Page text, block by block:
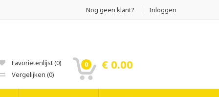
Nog geen klant? Inloggen
Favorietenlijst(0)
Vergelijken (0)
0 € 0.00